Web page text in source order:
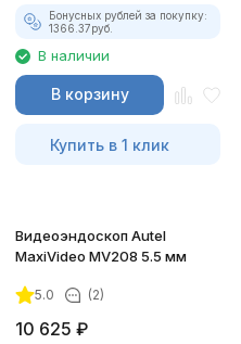
Бонусных рублей за покупку:
1366.37руб.
В наличии
В корзину
Купить в 1 клик
Видеоэндоскоп Autel
MaxiVideo MV208 5.5 мм
5.0 (2)
10 625 ₽